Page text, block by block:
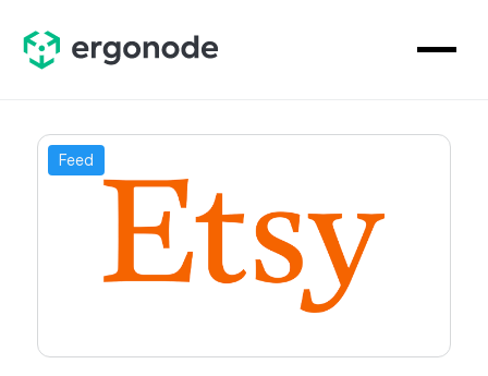
Feed